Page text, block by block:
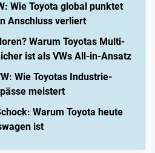
Wie Toyota global punktet
Anschluss verliert
Warum Toyotas Multi-
ist als VWs All-in-Ansatz
Wie Toyotas Industrie-
meistert
Warum Toyota heute
ist